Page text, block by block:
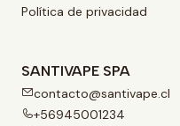
Política de privacidad
SANTIVAPE SPA
contacto@santivape.cl
+56945001234